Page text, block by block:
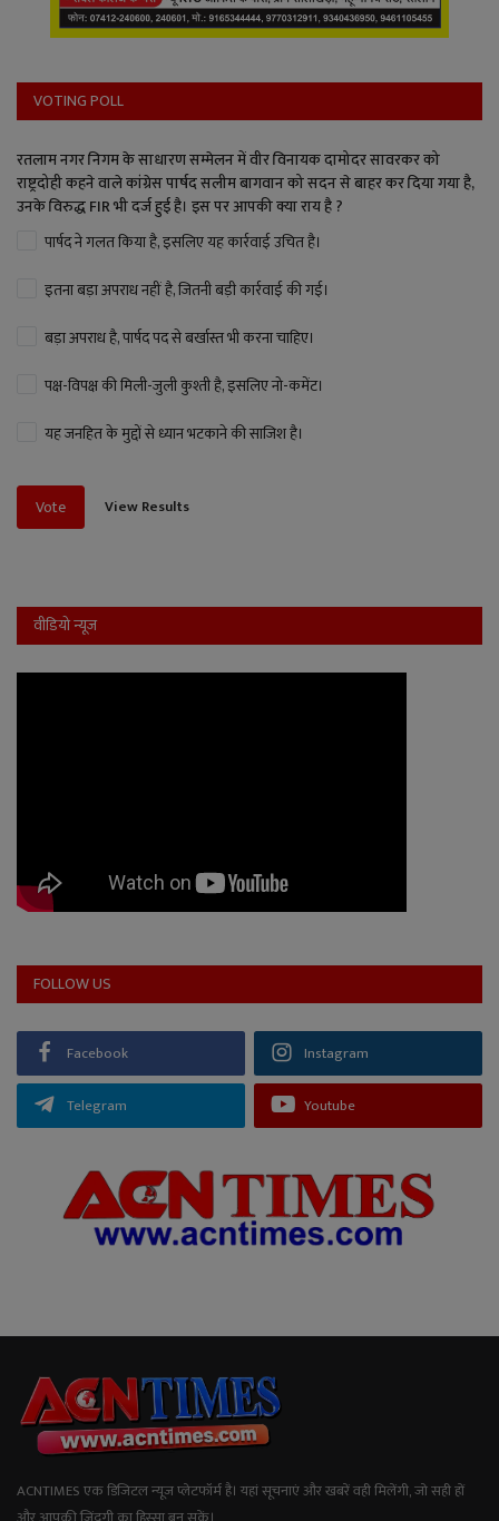
VOTING POLL
रतलाम नगर निगम के साधारण सम्मेलन में वीर विनायक दामोदर सावरकर को
राष्ट्रदोही कहने वाले कांग्रेस पार्षद सलीम बागवान को सदन से बाहर कर दिया गया है,
उनके विरुद्ध FIR भी दर्ज हुई है। इस पर आपकी क्या राय है ?
पार्षद ने गलत किया है, इसलिए यह कार्रवाई उचित है।
इतना बड़ा अपराध नहीं है, जितनी बड़ी कार्रवाई की गई।
बड़ा अपराध है, पार्षद पद से बर्खास्त भी करना चाहिए।
पक्ष-विपक्ष की मिली-जुली कुश्ती है, इसलिए नो-कमेंट।
यह जनहित के मुद्दों से ध्यान भटकाने की साजिश है।
Vote View Results
वीडियो न्यूज
FOLLOW US
Facebook Instagram
Telegram Youtube
ACNTIMES एक डिजिटल न्यूज प्लेटफॉर्म है। यहां सूचनाएं और खबरें वही मिलेंगी, जो सही हों